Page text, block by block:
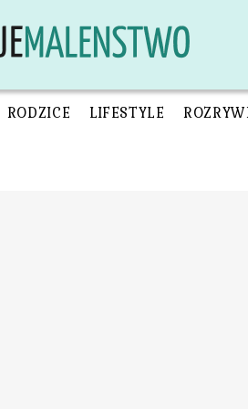
RODZICE LIFESTYLE